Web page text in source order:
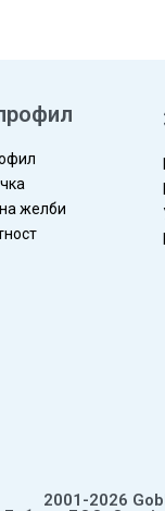
желби
2001-2026